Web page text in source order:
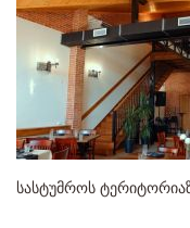
სასტუმროს